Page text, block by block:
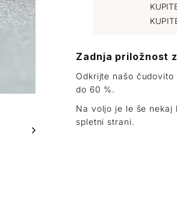
Zadnja priložnost
Odkrijte našo
do 60 %.
Na voljo je le še nekaj
spletni strani.